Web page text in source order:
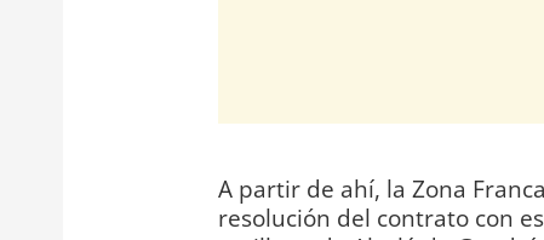
A partir de ahí, la Zona
resolución del contrato con